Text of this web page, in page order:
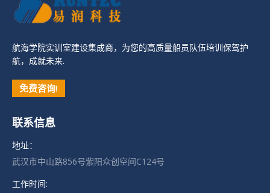
航海学院实训室建设集成商，为您的高质量船员队伍培训保驾护
航，成就未来.
免费咨询!
联系信息
地址：
武汉市中山路856号紫阳众创空间C124号
工作时间: